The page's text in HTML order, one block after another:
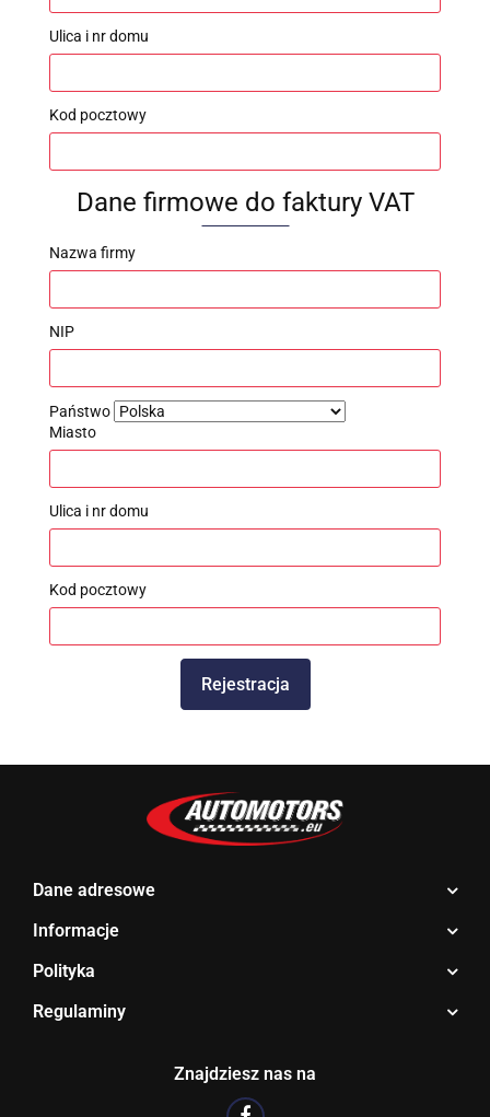
Ulica i nr domu
Kod pocztowy
Dane firmowe do faktury VAT
Nazwa firmy
NIP
Państwo
Miasto
Ulica i nr domu
Kod pocztowy
Rejestracja
Dane adresowe
Informacje
Polityka
Regulaminy
Znajdziesz nas na